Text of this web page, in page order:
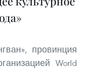
провинция
World